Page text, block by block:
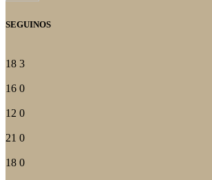
SEGUINOS
18 3
16 0
12 0
21 0
18 0